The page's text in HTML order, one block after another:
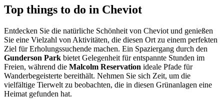
Top things to do in Cheviot
Entdecken Sie die natürliche Schönheit von Cheviot und genießen
Sie eine Vielzahl von Aktivitäten, die diesen Ort zu einem perfekten
Ziel für Erholungssuchende machen. Ein Spaziergang durch den
Gunderson Park bietet Gelegenheit für entspannte Stunden im
Freien, während die Malcolm Reservation ideale Pfade für
Wanderbegeisterte bereithält. Nehmen Sie sich Zeit, um die
vielfältige Tierwelt zu beobachten, die in diesen Grünanlagen eine
Heimat gefunden hat.